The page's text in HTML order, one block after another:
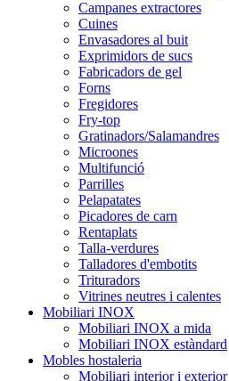
Campanes extractores
Cuines
Envasadores al buit
Exprimidors de sucs
Fabricadors de gel
Forns
Fregidores
Fry-top
Gratinadors/Salamandres
Microones
Multifunció
Parrilles
Pelapatates
Picadores de carn
Rentaplats
Talla-verdures
Talladores d'embotits
Trituradors
Vitrines neutres i calentes
Mobiliari INOX
Mobiliari INOX a mida
Mobiliari INOX estàndard
Mobles hostaleria
Mobiliari interior i exterior